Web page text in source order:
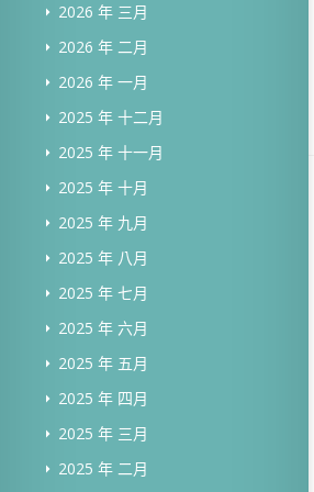
2026 年 三月
2026 年 二月
2026 年 一月
2025 年 十二月
2025 年 十一月
2025 年 十月
2025 年 九月
2025 年 八月
2025 年 七月
2025 年 六月
2025 年 五月
2025 年 四月
2025 年 三月
2025 年 二月